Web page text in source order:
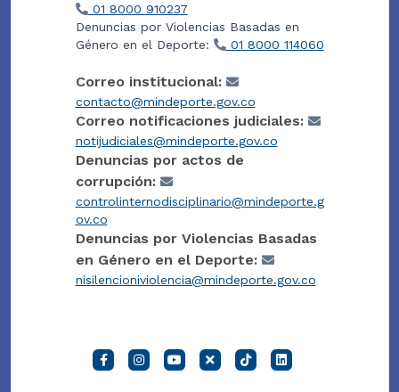
01 8000 910237
Denuncias por Violencias Basadas en
Género en el Deporte:
01 8000 114060
Correo institucional:
contacto@mindeporte.gov.co
Correo notificaciones judiciales:
notijudiciales@mindeporte.gov.co
Denuncias por actos de
corrupción:
controlinternodisciplinario@mindeporte.g
ov.co
Denuncias por Violencias Basadas
en Género en el Deporte:
nisilencioniviolencia@mindeporte.gov.co